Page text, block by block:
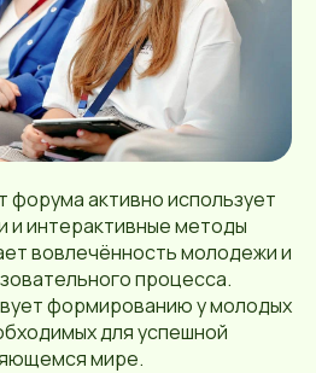
активно использует
и интерактивные методы
вовлечённость молодежи и
процесса.
формированию у молодых
для успешной
мире.